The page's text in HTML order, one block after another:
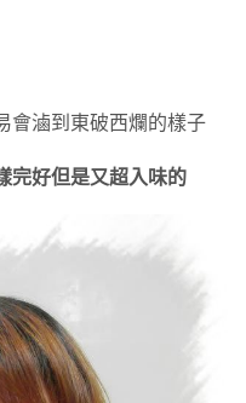
會滷到東破西爛的樣子
完好但是又超入味的